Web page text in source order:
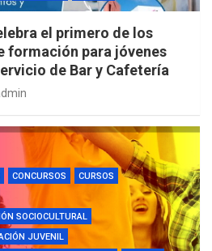
el primero de los
formación para jóvenes
de Bar y Cafetería
CONCURSOS
CURSOS
SOCIOCULTURAL
JUVENIL